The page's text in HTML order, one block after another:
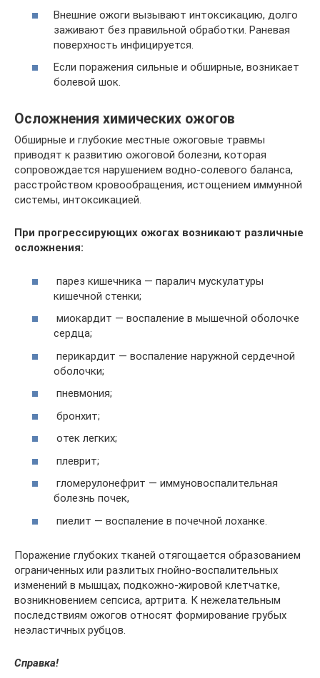
Внешние ожоги вызывают интоксикацию, долго
заживают без правильной обработки. Раневая
поверхность инфицируется.
Если поражения сильные и обширные, возникает
болевой шок.
Осложнения химических ожогов
Обширные и глубокие местные ожоговые травмы
приводят к развитию ожоговой болезни, которая
сопровождается нарушением водно-солевого баланса,
расстройством кровообращения, истощением иммунной
системы, интоксикацией.
При прогрессирующих ожогах возникают различные
осложнения:
парез кишечника — паралич мускулатуры
кишечной стенки;
миокардит — воспаление в мышечной оболочке
сердца;
перикардит — воспаление наружной сердечной
оболочки;
пневмония;
бронхит;
отек легких;
плеврит;
гломерулонефрит — иммуновоспалительная
болезнь почек,
пиелит — воспаление в почечной лоханке.
Поражение глубоких тканей отягощается образованием
ограниченных или разлитых гнойно-воспалительных
изменений в мышцах, подкожно-жировой клетчатке,
возникновением сепсиса, артрита. К нежелательным
последствиям ожогов относят формирование грубых
неэластичных рубцов.
Справка!